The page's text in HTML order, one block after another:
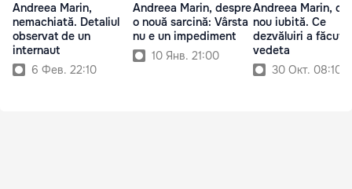
Andreea Marin,
nemachiată. Detaliul
observat de un
internaut
6 Фев. 22:10
Andreea Marin, despre
o nouă sarcină: Vârsta
nu e un impediment
10 Янв. 21:00
Andreea Marin, din
nou iubită. Ce
dezvăluiri a făcut
vedeta
30 Окт. 08:10